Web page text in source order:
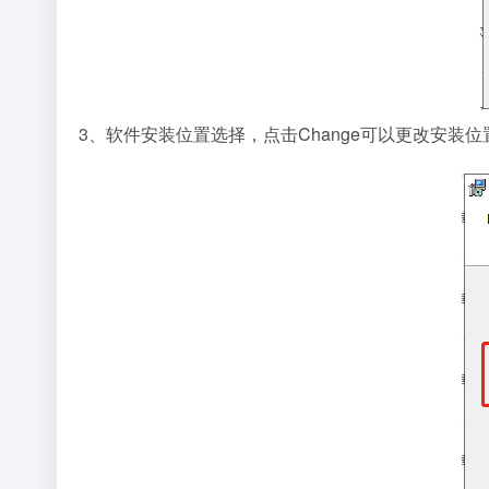
3、软件安装位置选择，点击Change可以更改安装位